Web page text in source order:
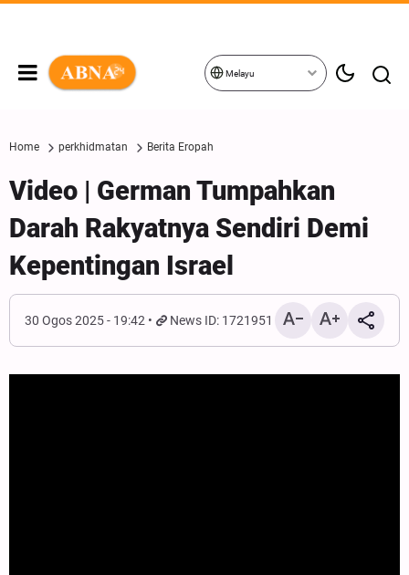
Melayu
Home perkhidmatan Berita Eropah
Video | German Tumpahkan
Darah Rakyatnya Sendiri Demi
Kepentingan Israel
30 Ogos 2025 - 19:42 News ID: 1721951